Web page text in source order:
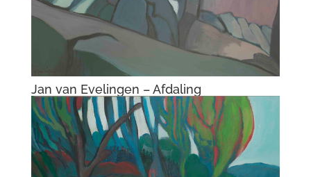
Jan van Evelingen – Afdaling